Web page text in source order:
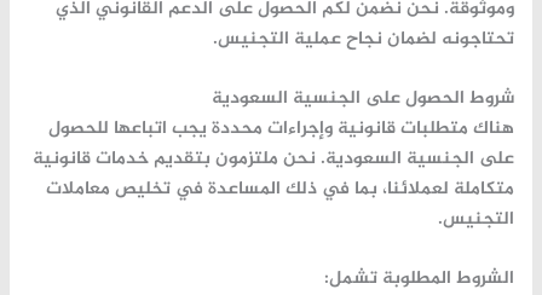
وموثوقة. نحن نضمن لكم الحصول على الدعم القانوني الذي
تحتاجونه لضمان نجاح عملية التجنيس.
شروط الحصول على الجنسية السعودية
هناك متطلبات قانونية وإجراءات محددة يجب اتباعها للحصول
على الجنسية السعودية. نحن ملتزمون بتقديم خدمات قانونية
متكاملة لعملائنا، بما في ذلك المساعدة فيتخليص معاملات
التجنيس.
الشروط المطلوبة تشمل: